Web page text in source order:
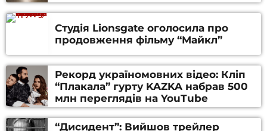
Студія Lionsgate оголосила про
продовження фільму “Майкл”
Рекорд україномовних відео: Кліп
“Плакала” гурту KAZKA набрав 500
млн переглядів на YouTube
“Дисидент”: Вийшов трейлер